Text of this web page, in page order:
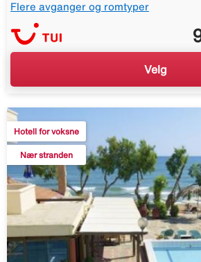
Flere avganger og romtyper
Velg
Hotell for voksne
Nær stranden